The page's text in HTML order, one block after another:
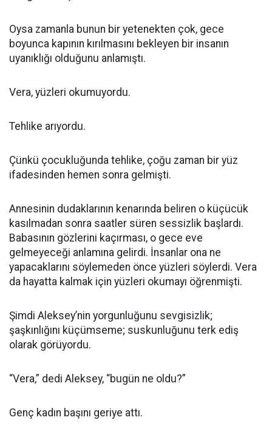
Oysa zamanla bunun bir yetenekten çok, gece
boyunca kapının kırılmasını bekleyen bir insanın
uyanıklığı olduğunu anlamıştı.
Vera, yüzleri okumuyordu.
Tehlike arıyordu.
Çünkü çocukluğunda tehlike, çoğu zaman bir yüz
ifadesinden hemen sonra gelmişti.
Annesinin dudaklarının kenarında beliren o küçücük
kasılmadan sonra saatler süren sessizlik başlardı.
Babasının gözlerini kaçırması, o gece eve
gelmeyeceği anlamına gelirdi. İnsanlar ona ne
yapacaklarını söylemeden önce yüzleri söylerdi. Vera
da hayatta kalmak için yüzleri okumayı öğrenmişti.
Şimdi Aleksey’nin yorgunluğunu sevgisizlik;
şaşkınlığını küçümseme; suskunluğunu terk ediş
olarak görüyordu.
“Vera,” dedi Aleksey, “bugün ne oldu?”
Genç kadın başını geriye attı.